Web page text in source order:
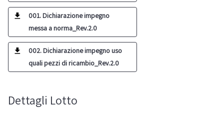
001. Dichiarazione impegno
messa a norma_Rev.2.0
002. Dichiarazione impegno uso
quali pezzi di ricambio_Rev.2.0
Dettagli Lotto